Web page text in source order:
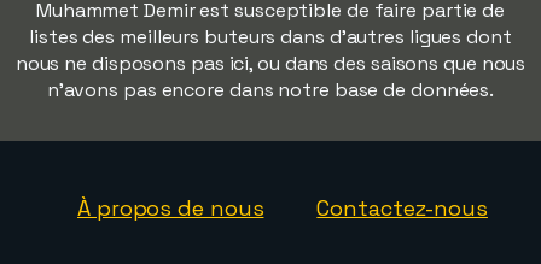
Muhammet Demir est susceptible de faire partie de
listes des meilleurs buteurs dans d'autres ligues dont
nous ne disposons pas ici, ou dans des saisons que nous
n'avons pas encore dans notre base de données.
À propos de nous Contactez-nous